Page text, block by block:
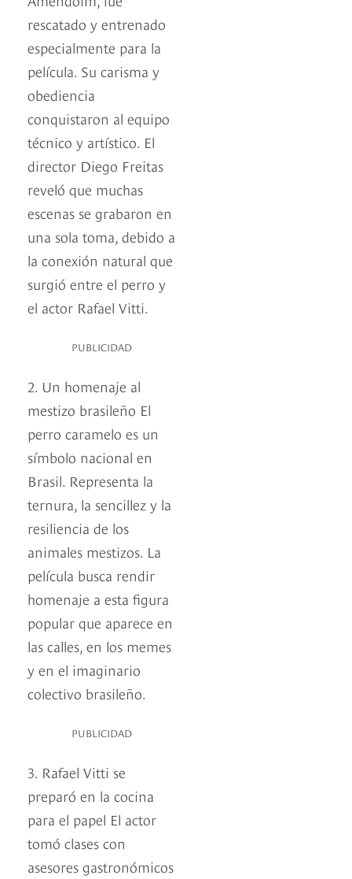
rescatado y entrenado
especialmente para la
película. Su carisma y
obediencia
conquistaron al equipo
técnico y artístico. El
director Diego Freitas
reveló que muchas
escenas se grabaron en
una sola toma, debido a
la conexión natural que
surgió entre el perro y
el actor Rafael Vitti.
PUBLICIDAD
2. Un homenaje al
mestizo brasileño El
perro caramelo es un
símbolo nacional en
Brasil. Representa la
ternura, la sencillez y la
resiliencia de los
animales mestizos. La
película busca rendir
homenaje a esta figura
popular que aparece en
las calles, en los memes
y en el imaginario
colectivo brasileño.
PUBLICIDAD
3. Rafael Vitti se
preparó en la cocina
para el papel El actor
tomó clases con
asesores gastronómicos